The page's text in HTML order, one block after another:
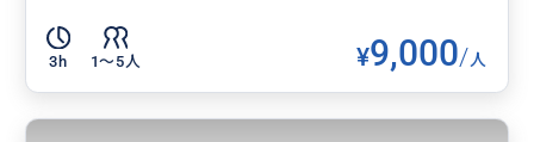
3h 1〜5人 ¥9,000/人